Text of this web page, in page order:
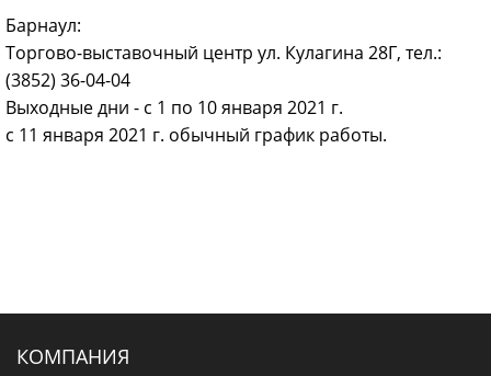
Барнаул:
Торгово-выставочный центр ул. Кулагина 28Г, тел.:
(3852) 36-04-04
Выходные дни - с 1 по 10 января 2021 г.
с 11 января 2021 г. обычный график работы.
КОМПАНИЯ